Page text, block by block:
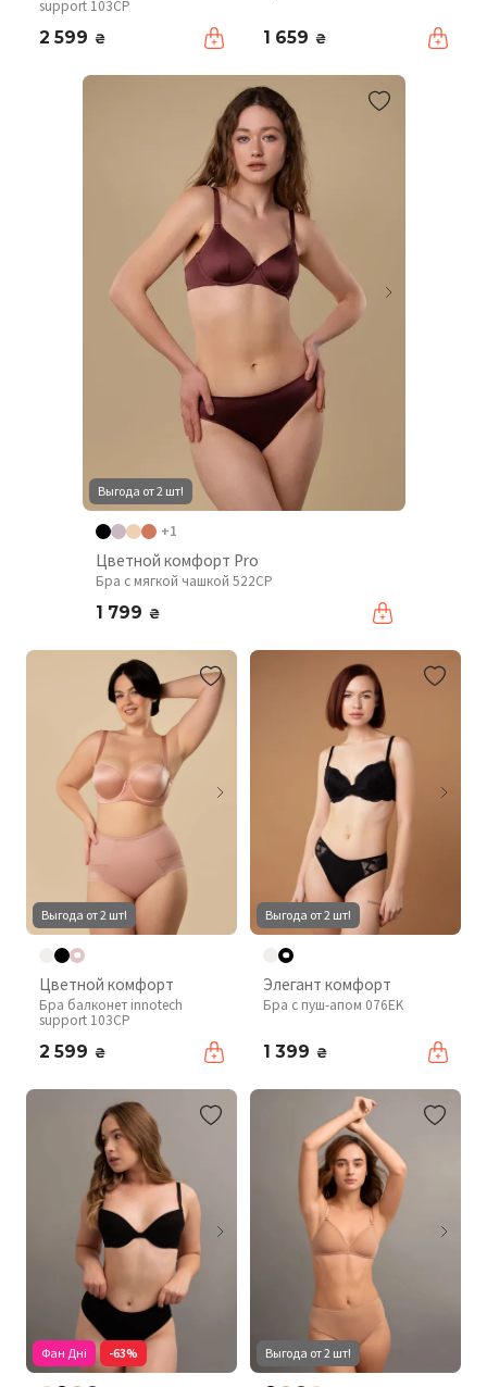
support 103CP
2 599 ₴ 1 659 ₴
Выгода от 2 шт!
+1
Цветной комфорт Pro
Бра с мягкой чашкой 522CP
1 799 ₴
Выгода от 2 шт!
Цветной комфорт
Бра балконет innotech
support 103CP
2 599 ₴
Выгода от 2 шт!
Элегант комфорт
Бра с пуш-апом 076EK
1 399 ₴
Фан Дні -63% Выгода от 2 шт!